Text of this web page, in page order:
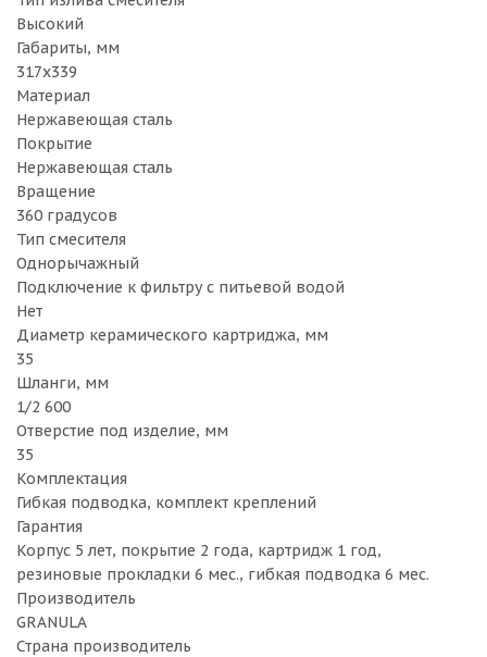
Высокий
Габариты, мм
317х339
Материал
Нержавеющая сталь
Покрытие
Нержавеющая сталь
Вращение
360 градусов
Тип смесителя
Однорычажный
Подключение к фильтру с питьевой водой
Нет
Диаметр керамического картриджа, мм
35
Шланги, мм
1/2 600
Отверстие под изделие, мм
35
Комплектация
Гибкая подводка, комплект креплений
Гарантия
Корпус 5 лет, покрытие 2 года, картридж 1 год,
резиновые прокладки 6 мес., гибкая подводка 6 мес.
Производитель
GRANULA
Страна производитель